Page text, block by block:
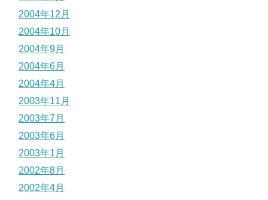
2004年12月
2004年10月
2004年9月
2004年6月
2004年4月
2003年11月
2003年7月
2003年6月
2003年1月
2002年8月
2002年4月